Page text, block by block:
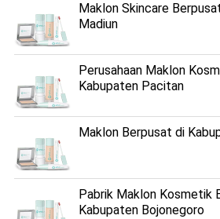
Maklon Skincare
Madiun
Perusahaan Maklon
Kabupaten Pacitan
Maklon Berpusat di
Pabrik Maklon Kosmetik
Kabupaten Bojonegoro